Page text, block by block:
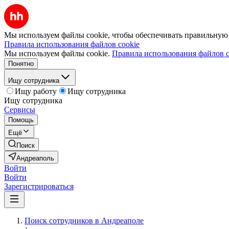
Мы используем файлы cookie, чтобы обеспечивать правильную
Правила использования файлов cookie
Мы используем файлы cookie. Правила использования файлов
Понятно
Ищу сотрудника
Ищу работу
Ищу сотрудника
Ищу сотрудника
Сервисы
Помощь
Ещё
Поиск
Андреаполь
Войти
Войти
Зарегистрироваться
Поиск сотрудников в Андреаполе